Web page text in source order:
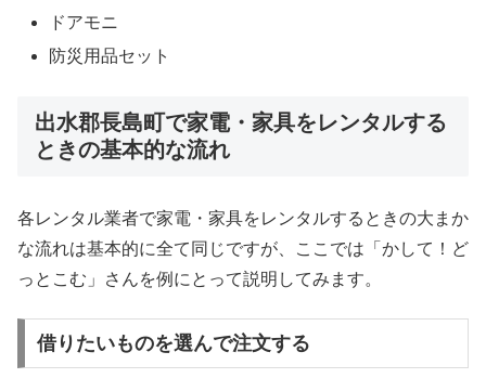
ドアモニ
防災用品セット
出水郡長島町で家電・家具をレンタルする
ときの基本的な流れ
各レンタル業者で家電・家具をレンタルするときの大まか
な流れは基本的に全て同じですが、ここでは「かして！ど
っとこむ」さんを例にとって説明してみます。
借りたいものを選んで注文する